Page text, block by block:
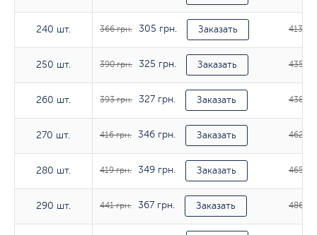
240 шт.
250 шт.
260 шт.
270 шт.
280 шт.
290 шт.
240 шт. 366 грн. 305 грн. Заказать 413
250 шт. 390 грн. 325 грн. Заказать 435
260 шт. 393 грн. 327 грн. Заказать 438
270 шт. 416 грн. 346 грн. Заказать 462
280 шт. 419 грн. 349 грн. Заказать 465
290 шт. 441 грн. 367 грн. Заказать 486